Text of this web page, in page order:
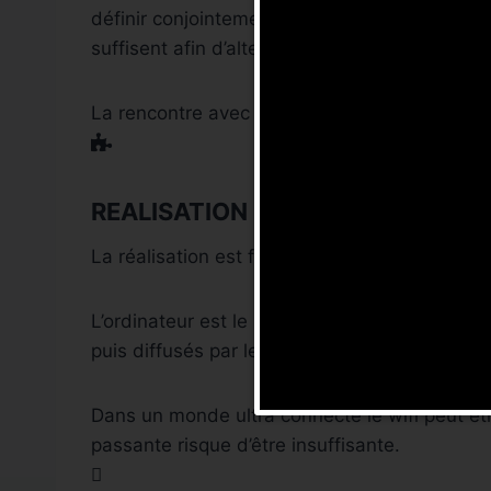
définir conjointement avec les
suffisent afin d’alterner les plans. Un élément
La rencontre avec le
REALISATION
La réalisation est faîte sur une
L’ordinateur est le point névralgique de la
puis diffusés par le cablage ethernet 1Go
Dans un monde ultra connecté le wifi peut
passante risque d’être insuffisante.